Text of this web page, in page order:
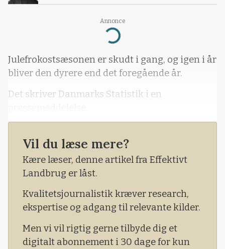
Annonce
Loading...
Julefrokostsæsonen er skudt i gang, og igen i år
bliver den dyrere end det foregående år.
Det skriver Danmarks Statistik i en
Vil du læse mere?
Kære læser, denne artikel fra Effektivt
Landbrug er låst.
Kvalitetsjournalistik kræver research,
ekspertise og adgang til relevante kilder.
Men vi vil rigtig gerne tilbyde dig et
digitalt abonnement i 30 dage for kun